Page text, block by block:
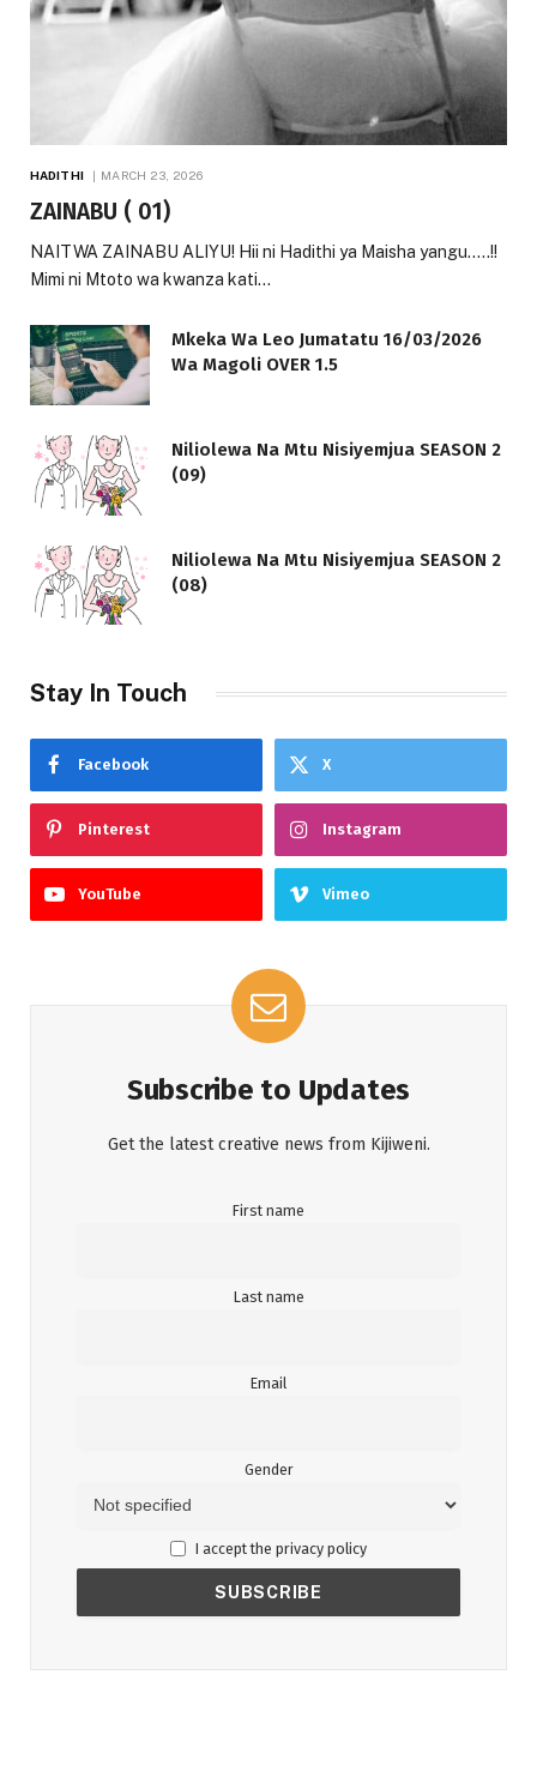
HADITHI MARCH 23, 2026
ZAINABU ( 01)
NAITWA ZAINABU ALIYU! Hii ni Hadithi ya Maisha yangu…..!!
Mimi ni Mtoto wa kwanza kati…
Mkeka Wa Leo Jumatatu 16/03/2026
Wa Magoli OVER 1.5
Niliolewa Na Mtu Nisiyemjua SEASON 2
(09)
Niliolewa Na Mtu Nisiyemjua SEASON 2
(08)
Stay In Touch
Facebook X
Pinterest Instagram
YouTube Vimeo
Subscribe to Updates
Get the latest creative news from Kijiweni.
First name
Last name
Email
Gender
I accept the privacy policy